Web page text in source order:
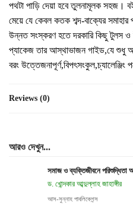
পথটা পাড়ি দেয়া হবে তুলনামূলক সহজ।
মেয়ে যে কেবল কতক শব্দ-বাক্যের সমাহার
উন্নত সংস্করণ হতে দরকারি কিছু টুলস
প্যাকেজ তার আস্থাভাজন গাইড,যে শুধু
বরং
Reviews (0)
আরও দেখুন...
সমাজ ও ব্যক্তিজীবনে পরিশুদ্ধিতা
ড. খোন্দকার আব্দুল্লাহ জাহাঙ্গীর
আস-সুন্নাহ পাবলিকেশন্স